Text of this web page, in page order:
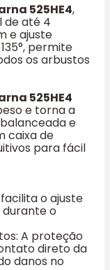
525HE4,
de até 4
e ajuste
permite
os arbustos
525HE4
e torna a
e
caixa de
para fácil
o ajuste
o
A proteção
direto da
danos no